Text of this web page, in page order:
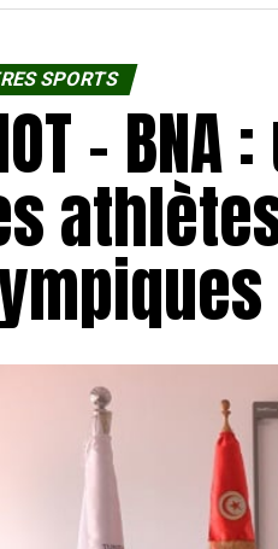
SPORTS
–